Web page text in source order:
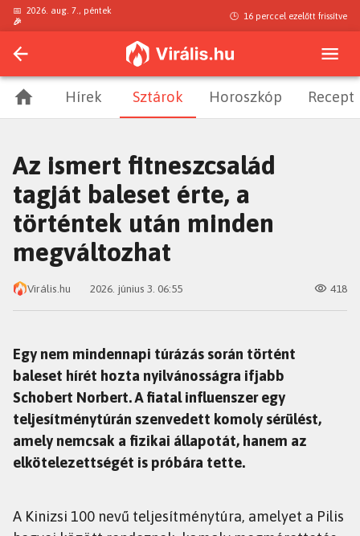
📅 2026. aug. 7., péntek
🎉
🕒 16 perccel ezelőtt frissítve
Hírek Sztárok Horoszkóp Recept
Az ismert fitneszcsalád
tagját baleset érte, a
történtek után minden
megváltozhat
Virális.hu 2026. június 3. 06:55 418
Egy nem mindennapi túrázás során történt
baleset hírét hozta nyilvánosságra ifjabb
Schobert Norbert. A fiatal influenszer egy
teljesítménytúrán szenvedett komoly sérülést,
amely nemcsak a fizikai állapotát, hanem az
elkötelezettségét is próbára tette.
A Kinizsi 100 nevű teljesítménytúra, amelyet a Pilis